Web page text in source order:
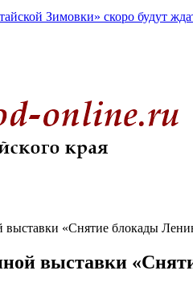
Зимовки» скоро будут
«Снятие блокады
выставки